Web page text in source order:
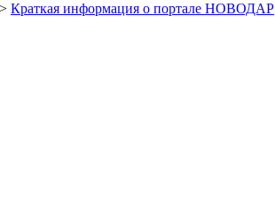
> Краткая информация о портале НОВОДАР